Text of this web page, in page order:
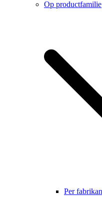
Op productfamilie
Per